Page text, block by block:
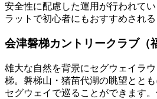
安全性に配慮した運用が行われて
ラットで初心者にもおすすめされる
会津磐梯カントリークラブ（
雄大な自然を背景にセグウェイラ
梯。磐梯山・猪苗代湖の眺望とと
セグウェイで巡ることができます